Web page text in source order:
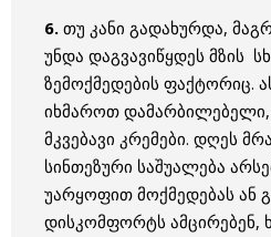
6. თუ კანი გადახურდა,
უნდა დაგვავიწყდეს მზის
ზემოქმედების ფაქტორიც.
იხმაროთ დამარბილებელი,
მკვებავი კრემები. დღეს
სინთეზური საშუალება
უარყოფით მოქმედებას ან
დისკომფორტს ამცირებენ,